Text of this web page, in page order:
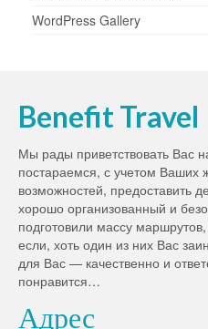
WordPress Gallery
Benefit Travel
Мы рады приветствовать Вас
постараемся, с учетом Ваших
возможностей, предоставить
хорошо организованный и
подготовили массу
если, хоть один из них Вас
для Вас — качественно и
понравится…
Адрес